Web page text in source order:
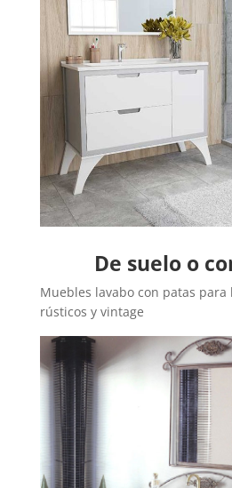
De suelo o
Muebles lavabo con patas para
rústicos y vintage